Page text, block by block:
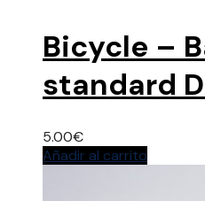
Bicycle –
standard
5.00€
Añadir al carrito